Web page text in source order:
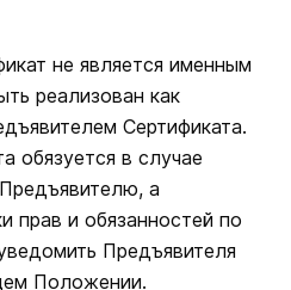
не является именным
реализован как
Сертификата.
обязуется в случае
а
прав и обязанностей по
Предъявителя
Положении.